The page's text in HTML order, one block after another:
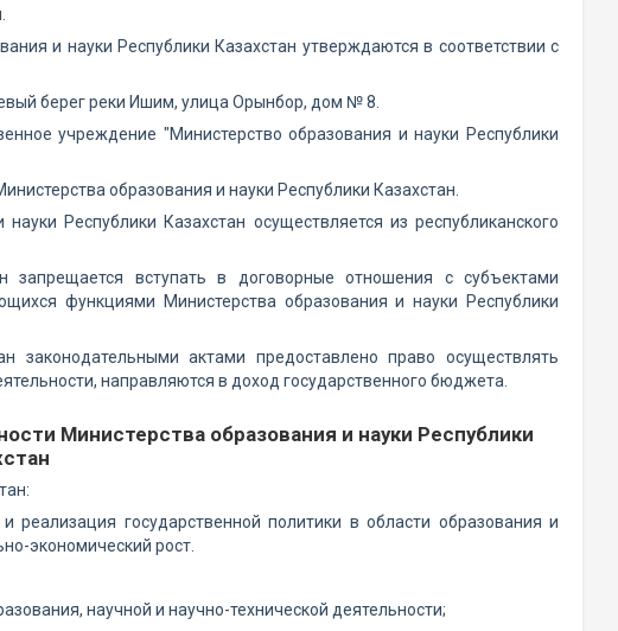
и науки Республики Казахстан утверждаются в соответствии с
берег реки Ишим, улица Орынбор, дом № 8.
учреждение "Министерство образования и науки Республики
образования и науки Республики Казахстан.
Республики Казахстан осуществляется из республиканского
запрещается вступать в договорные отношения с субъектами
функциями Министерства образования и науки Республики
законодательными актами предоставлено право осуществлять
направляются в доход государственного бюджета.
Министерства образования и науки Республики
реализация государственной политики в области образования и
экономический рост.
научной и научно-технической деятельности;